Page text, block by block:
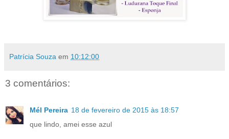
Patrícia Souza em 10:12:00
3 comentários:
Mél Pereira 18 de fevereiro de 2015 às 18:57
que lindo, amei esse azul